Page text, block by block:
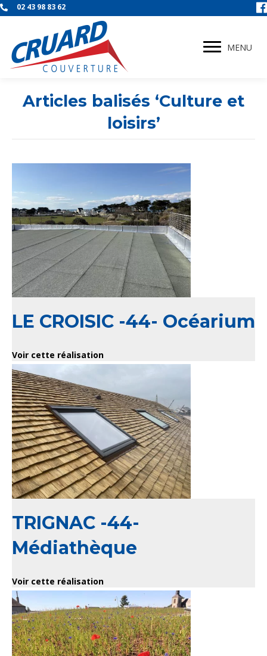
02 43 98 83 62
MENU
Articles balisés ‘Culture et
loisirs’
LE CROISIC -44- Océarium
Voir cette réalisation
TRIGNAC -44-
Médiathèque
Voir cette réalisation